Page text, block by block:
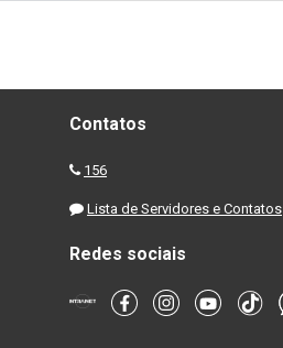
Contatos
156
Lista de Servidores e Contatos
Redes sociais